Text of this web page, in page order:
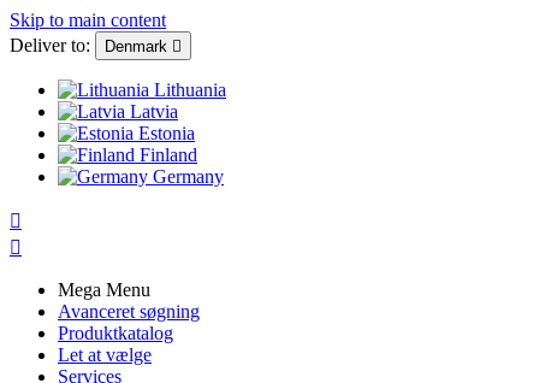
Skip to main content
Deliver to:
Denmark 
Lithuania
Latvia
Estonia
Finland
Germany


Mega Menu
Avanceret søgning
Produktkatalog
Let at vælge
Services